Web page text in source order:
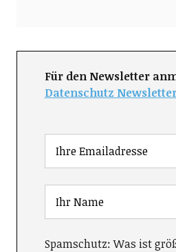
Für den Newsletter
Datenschutz
Spamschutz: Was ist